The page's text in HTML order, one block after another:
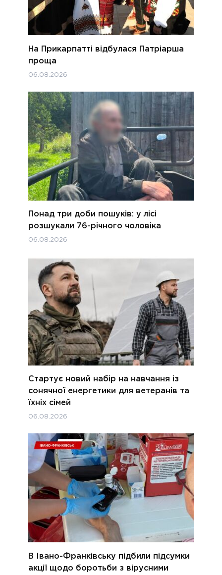
На Прикарпатті відбулася Патріарша
проща
06.08.2026
Понад три доби пошуків: у лісі
розшукали 76-річного чоловіка
06.08.2026
Стартує новий набір на навчання із
сонячної енергетики для ветеранів та
їхніх сімей
06.08.2026
В Івано-Франківську підбили підсумки
акції щодо боротьби з вірусними